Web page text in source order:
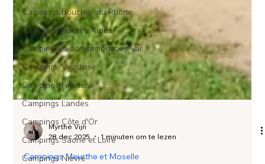
Campings Bouches du Rhone
Campings Hautes Alpes
Campings & accommodaties Var
Campings Vaucluse
Campings Finistere
Campings Landes
Campings Côte d'Or
Campings Saone et Loire
Campings Nievre